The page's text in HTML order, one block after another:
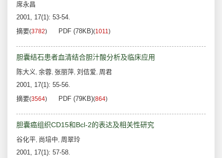
席永昌
2001, 17(1): 53-54.
摘要(3782) PDF (78KB)(1011)
胆囊结石患者血清结合胆汁酸分析及临床应用
陈大义, 余蓉, 张丽萍, 刘佶爱, 周君
2001, 17(1): 55-56.
摘要(3564) PDF (79KB)(864)
胆囊癌组织CD15和Bcl-2的表达及相关性研究
谷化平, 尚培中, 周翠玲
2001, 17(1): 57-58.